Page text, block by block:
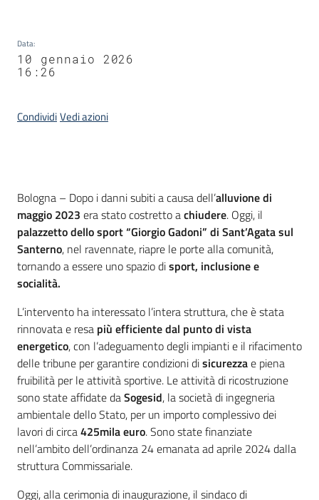
Data:
10 gennaio 2026
16:26
CondividiVedi azioni
Contenuto
Bologna – Dopo i danni subiti a causa dell’alluvione di
maggio 2023 era stato costretto achiudere. Oggi, il
palazzetto dello sport “Giorgio Gadoni” di Sant’Agata sul
Santerno, nel ravennate, riapre le porte alla comunità,
tornando a essere uno spazio disport, inclusione e
socialità.
L’intervento ha interessato l’intera struttura, che è stata
rinnovata e resa più efficiente dal punto di vista
energetico, con l’adeguamento degli impianti e il rifacimento
delle tribune per garantire condizioni disicurezzae piena
fruibilità per le attività sportive. Le attività di ricostruzione
sono state affidate daSogesid, la società di ingegneria
ambientale dello Stato, per un importo complessivo dei
lavori di circa425mila euro. Sono state finanziate
nell’ambito dell’ordinanza 24 emanata ad aprile 2024 dalla
struttura Commissariale.
Oggi, alla cerimonia di inaugurazione, il sindaco di